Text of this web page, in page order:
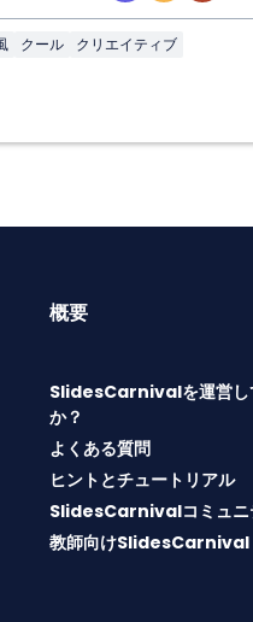
クール クリエイティブ
概要
SlidesCarnivalを運営し
か？
よくある質問
ヒントとチュートリアル
SlidesCarnivalコミュニ
教師向けSlidesCarnival